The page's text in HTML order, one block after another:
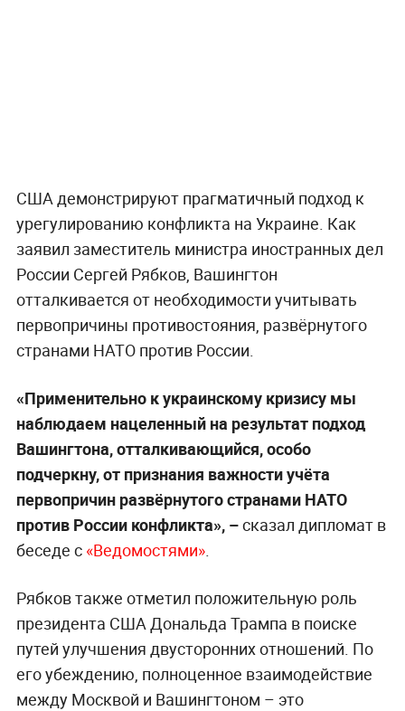
США демонстрируют прагматичный подход к
урегулированию конфликта на Украине. Как
заявил заместитель министра иностранных дел
России Сергей Рябков, Вашингтон
отталкивается от необходимости учитывать
первопричины противостояния, развёрнутого
странами НАТО против России.
«Применительно к украинскому кризису мы
наблюдаем нацеленный на результат подход
Вашингтона, отталкивающийся, особо
подчеркну, от признания важности учёта
первопричин развёрнутого странами НАТО
против России конфликта», –сказал дипломат в
беседе с «Ведомостями».
Рябков также отметил положительную роль
президента США Дональда Трампа в поиске
путей улучшения двусторонних отношений. По
его убеждению, полноценное взаимодействие
между Москвой и Вашингтоном – это